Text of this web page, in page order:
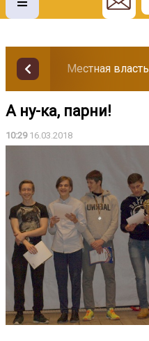
Местная власть
А ну-ка, парни!
10:2916.03.2018